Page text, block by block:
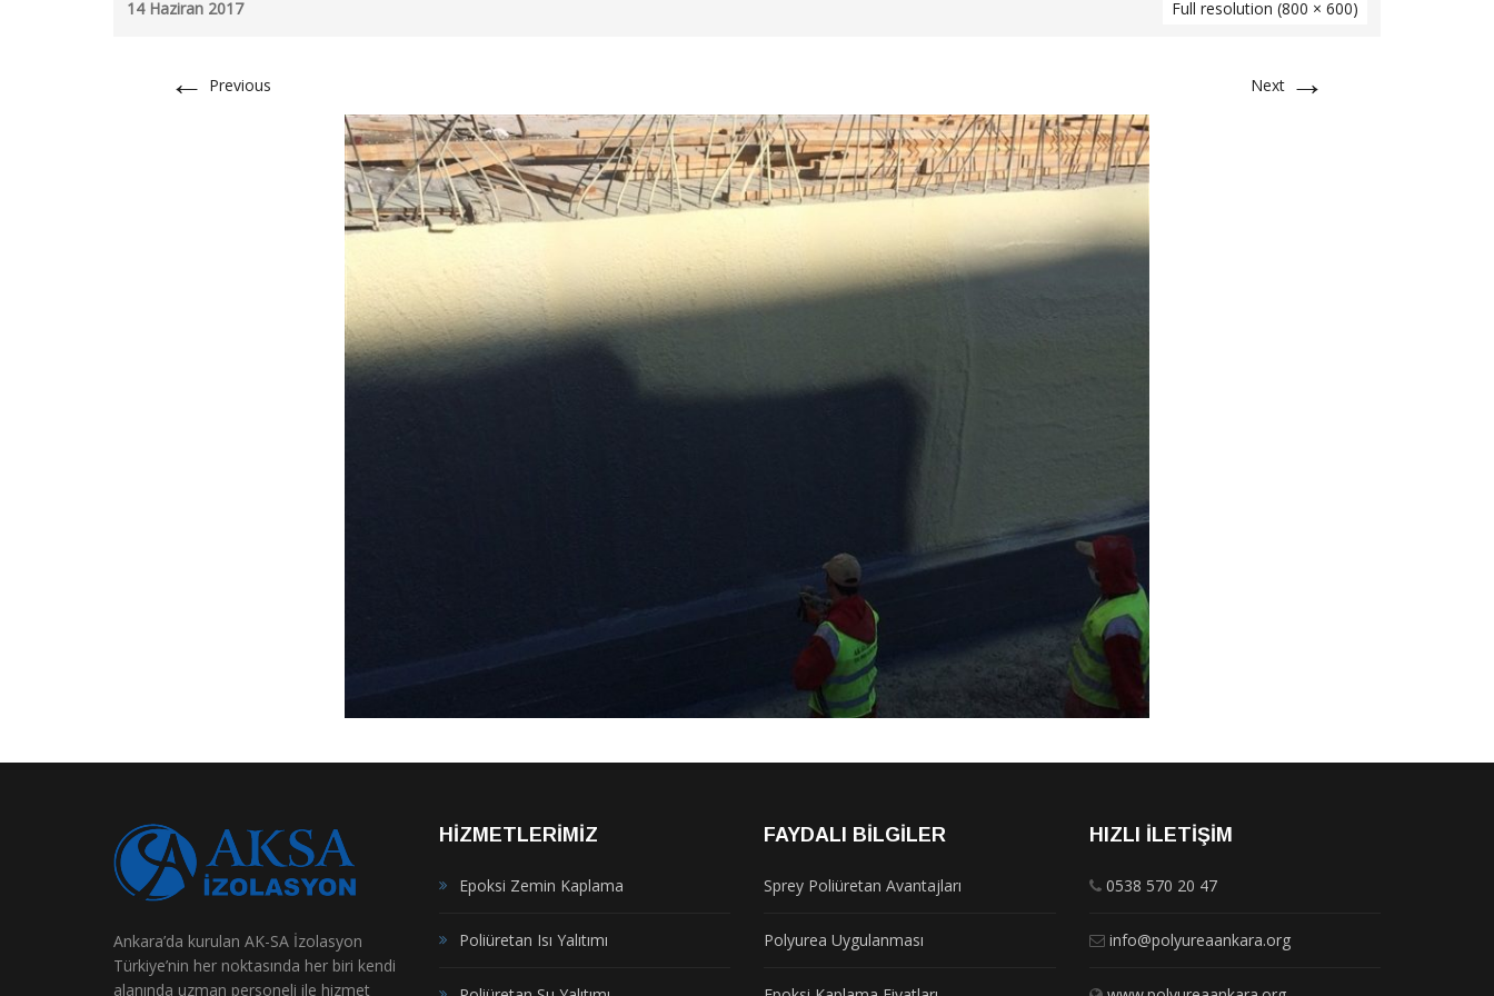
14 Haziran 2017 Full resolution (800 × 600)
← Previous Next →
Ankara’da kurulan AK-SA İzolasyon
Türkiye’nin her noktasında her biri kendi
alanında uzman personeli ile hizmet
HIZMETLERIMIZ
Epoksi Zemin Kaplama
Poliüretan Isı Yalıtımı
FAYDALI BILGILER
Sprey Poliüretan Avantajları
Polyurea Uygulanması
HIZLI İLETIŞIM
0538 570 20 47
info@polyureaankara.org